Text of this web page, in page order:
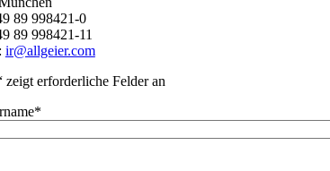
89 998421-0
89 998421-11
ir@allgeier.com
zeigt erforderliche Felder an
*